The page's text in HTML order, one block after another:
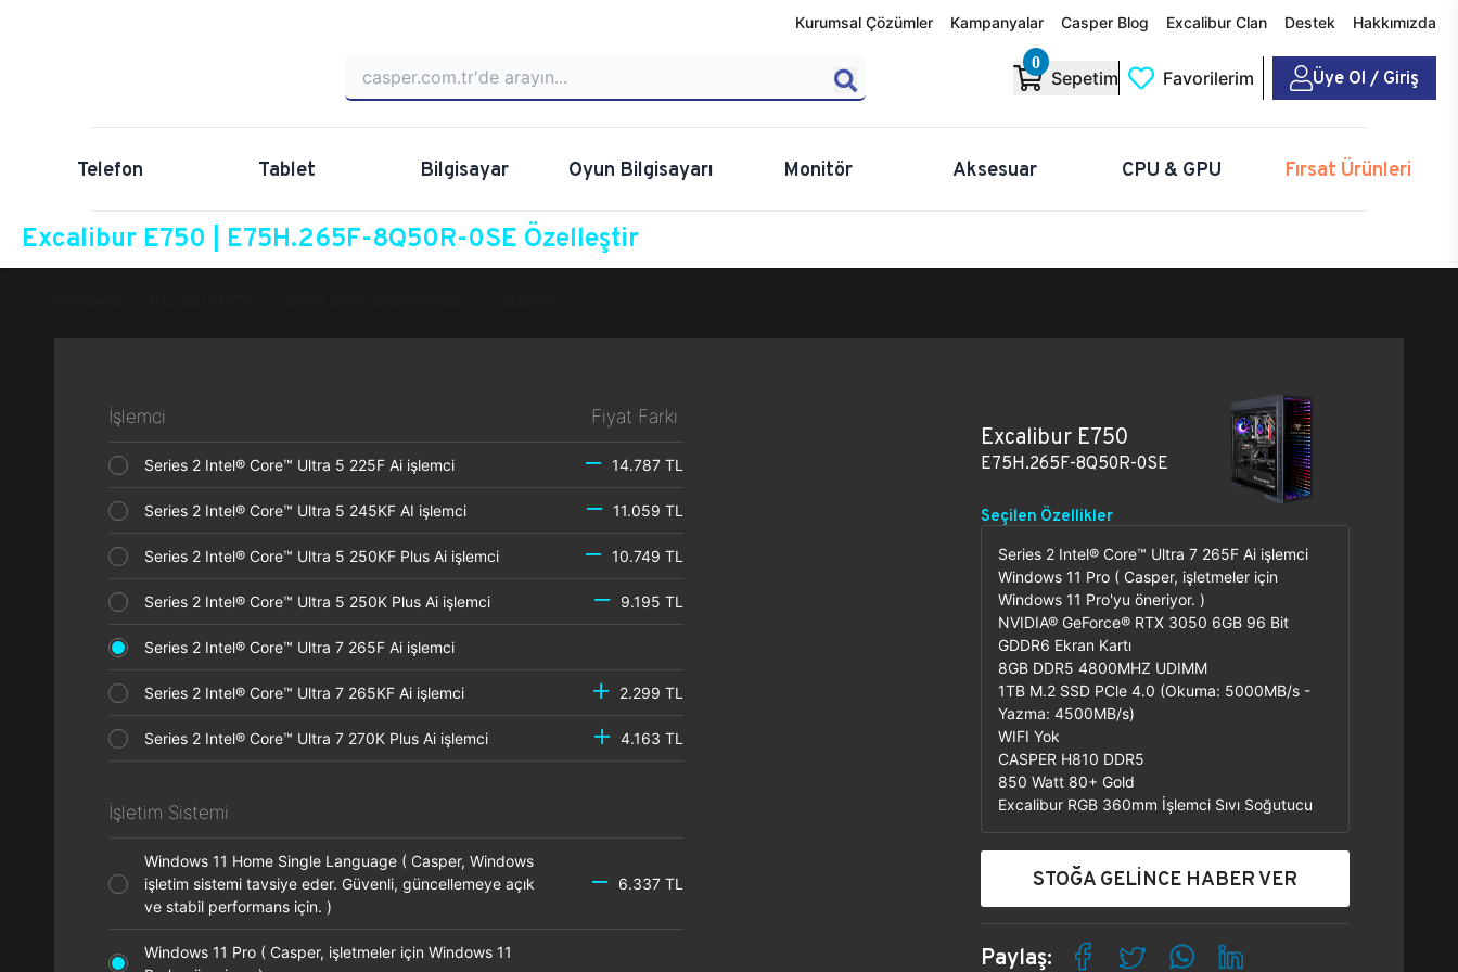
Kurumsal Çözümler Kampanyalar Casper Blog Excalibur Clan Destek Hakkımızda
0
Sepetim Favorilerim Üye Ol / Giriş
Telefon Tablet Bilgisayar Oyun Bilgisayarı Monitör Aksesuar CPU & GPU Fırsat Ürünleri
Excalibur E750 | E75H.265F-8Q50R-0SE Özelleştir
İşlemci Fiyat Farkı
Series 2 Intel® Core™ Ultra 5 225F Ai işlemci 14.787 TL
Series 2 Intel® Core™ Ultra 5 245KF AI işlemci 11.059 TL
Series 2 Intel® Core™ Ultra 5 250KF Plus Ai işlemci 10.749 TL
Series 2 Intel® Core™ Ultra 5 250K Plus Ai işlemci 9.195 TL
Series 2 Intel® Core™ Ultra 7 265F Ai işlemci
Series 2 Intel® Core™ Ultra 7 265KF Ai işlemci 2.299 TL
Series 2 Intel® Core™ Ultra 7 270K Plus Ai işlemci 4.163 TL
İşletim Sistemi
Windows 11 Home Single Language ( Casper, Windows
işletim sistemi tavsiye eder. Güvenli, güncellemeye açık
ve stabil performans için. )
6.337 TL
Windows 11 Pro ( Casper, işletmeler için Windows 11
Excalibur E750
E75H.265F-8Q50R-0SE
Seçilen Özellikler
Series 2 Intel® Core™ Ultra 7 265F Ai işlemci
Windows 11 Pro ( Casper, işletmeler için
Windows 11 Pro'yu öneriyor. )
NVIDIA® GeForce® RTX 3050 6GB 96 Bit
GDDR6 Ekran Kartı
8GB DDR5 4800MHZ UDIMM
1TB M.2 SSD PCle 4.0 (Okuma: 5000MB/s -
Yazma: 4500MB/s)
WIFI Yok
CASPER H810 DDR5
850 Watt 80+ Gold
Excalibur RGB 360mm İşlemci Sıvı Soğutucu
STOĞA GELİNCE HABER VER
Paylaş: